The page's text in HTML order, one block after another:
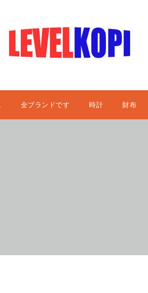
全ブランドです 時計 財布